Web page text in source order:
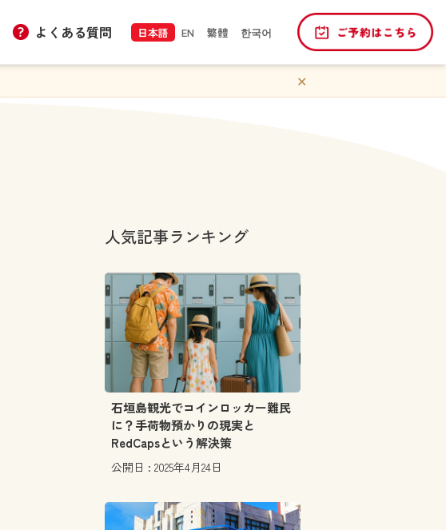
よくある質問 日本語 EN 繁體 한국어
✕
人気記事ランキング
石垣島観光でコインロッカー難民
に？手荷物預かりの現実と
RedCapsという解決策
公開日 : 2025年4月24日